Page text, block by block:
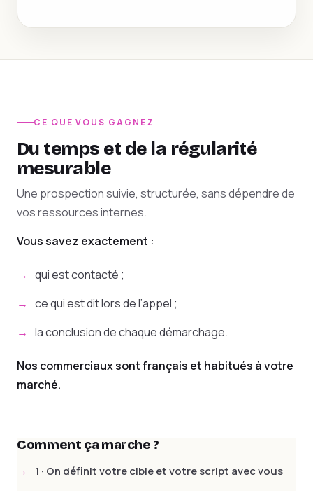
CE QUE VOUS GAGNEZ
Du temps et de la régularité
mesurable
Une prospection suivie, structurée, sans dépendre de
vos ressources internes.
Vous savez exactement :
qui est contacté ;
ce qui est dit lors de l’appel ;
la conclusion de chaque démarchage.
Nos commerciaux sont français et habitués à votre
marché.
Comment ça marche ?
1 · On définit votre cible et votre script avec vous